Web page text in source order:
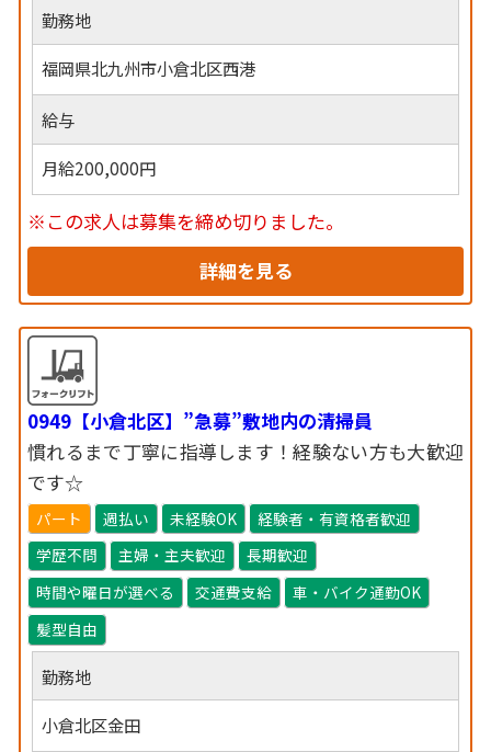
勤務地
福岡県北九州市小倉北区西港
給与
月給200,000円
※この求人は募集を締め切りました。
詳細を見る
0949【小倉北区】”急募”敷地内の清掃員
慣れるまで丁寧に指導します！経験ない方も大歓迎
です☆
パート 週払い 未経験OK
経験者・有資格者歓迎
学歴不問
主婦・主夫歓迎
長期歓迎
時間や曜日が選べる
交通費支給
車・バイク通勤OK
髪型自由
勤務地
小倉北区金田